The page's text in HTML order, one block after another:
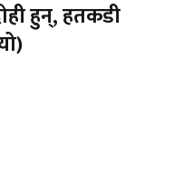
हुन्, हतकडी